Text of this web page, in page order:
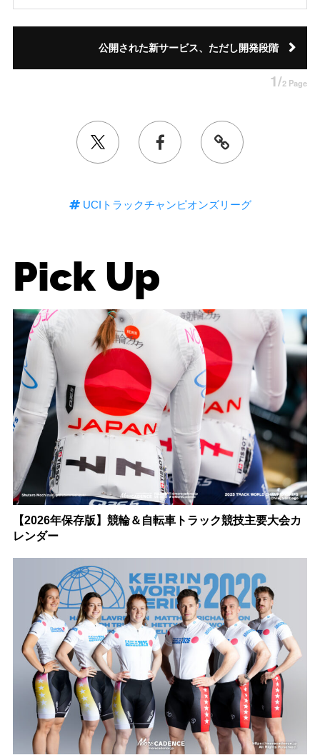
公開された新サービス、ただし開発段階
1/2 Page
UCIトラックチャンピオンズリーグ
Pick Up
【2026年保存版】競輪＆自転車トラック競技主要大会カ
レンダー